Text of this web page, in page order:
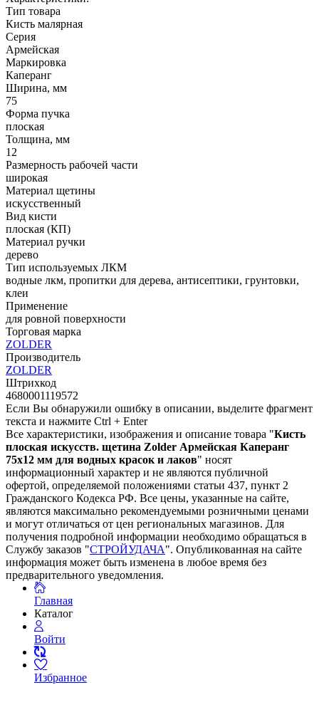
Тип товара
Кисть малярная
Серия
Армейская
Маркировка
Каперанг
Ширина, мм
75
Форма пучка
плоская
Толщина, мм
12
Размерность рабочей части
широкая
Материал щетины
искусственный
Вид кисти
плоская (КП)
Материал ручки
дерево
Тип используемых ЛКМ
водные лкм, пропитки для дерева, антисептики, грунтовки,
клеи
Применение
для ровной поверхности
Торговая марка
ZOLDER
Производитель
ZOLDER
Штрихкод
4680001119572
Если Вы обнаружили ошибку в описании, выделите фрагмент
текста и нажмите Ctrl + Enter
Все характеристики, изображения и описание товара "Кисть
плоская искусств. щетина Zolder Армейская Каперанг
75х12 мм для водных красок и лаков" носят
информационный характер и не являются публичной
офертой, определяемой положениями статьи 437, пункт 2
Гражданского Кодекса РФ. Все цены, указанные на сайте,
являются максимально рекомендуемыми розничными ценами
и могут отличаться от цен региональных магазинов. Для
получения подробной информации необходимо обращаться в
Службу заказов "СТРОЙУДАЧА". Опубликованная на сайте
информация может быть изменена в любое время без
предварительного уведомления.
Главная
Каталог
Войти
Избранное